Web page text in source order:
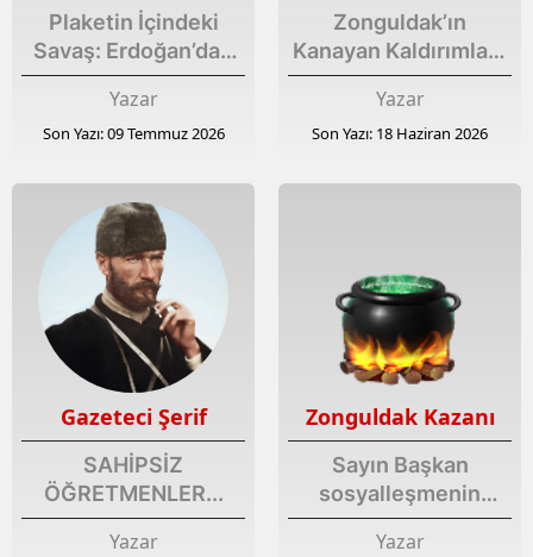
Plaketin İçindeki
Savaş: Erdoğan’dan
NATO’ya ‘Son Mermi’
Mesajı
Yazar
Son Yazı: 09 Temmuz 2026
Zonguldak’ın
Kanayan Kaldırımları:
Bir Kutu Peçeteye
Sığan İnsanlık
Yazar
Son Yazı: 18 Haziran 2026
Gazeteci Şerif
SAHİPSİZ
ÖĞRETMENLER...
Yazar
Zonguldak Kazanı
Sayın Başkan
sosyalleşmenin
bedeli ne kadar?
Yazar